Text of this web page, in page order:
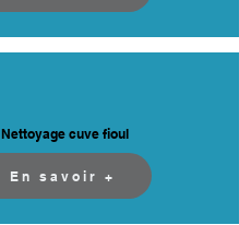
Nettoyage cuve fioul
En savoir +